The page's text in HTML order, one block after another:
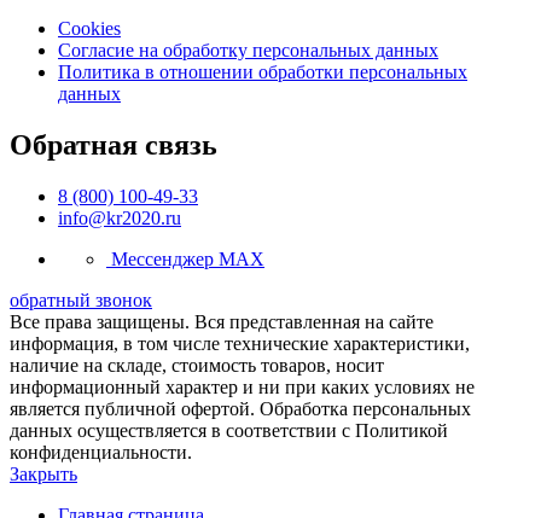
Cookies
Согласие на обработку персональных данных
Политика в отношении обработки персональных
данных
Обратная связь
8 (800) 100-49-33
info@kr2020.ru
Мессенджер MAX
обратный звонок
Все права защищены. Вся представленная на сайте
информация, в том числе технические характеристики,
наличие на складе, стоимость товаров, носит
информационный характер и ни при каких условиях не
является публичной офертой. Обработка персональных
данных осуществляется в соответствии с Политикой
конфиденциальности.
Закрыть